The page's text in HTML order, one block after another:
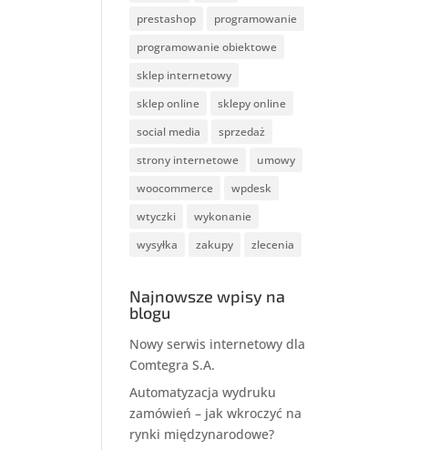
prestashop
programowanie
programowanie obiektowe
sklep internetowy
sklep online
sklepy online
social media
sprzedaż
strony internetowe
umowy
woocommerce
wpdesk
wtyczki
wykonanie
wysyłka
zakupy zlecenia
Najnowsze wpisy na
blogu
Nowy serwis internetowy dla
Comtegra S.A.
Automatyzacja wydruku
zamówień – jak wkroczyć na
rynki międzynarodowe?